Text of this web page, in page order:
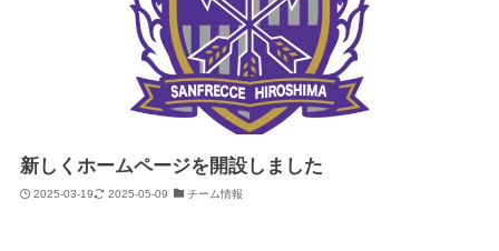
新しくホームページを開設しました
2025-03-19 2025-05-09 チーム情報